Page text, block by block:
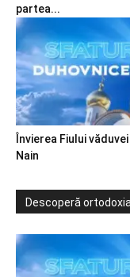
partea...
Învierea Fiului
Nain
Descoperă ortodoxia